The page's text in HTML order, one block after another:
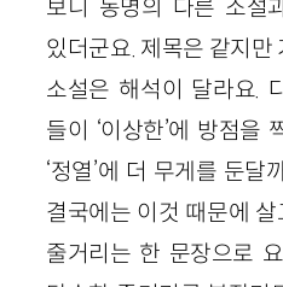
보니 동명의 다른 소설
있더군요. 제목은 같지만
소설은 해석이 달라요.
들이 ‘이상한’에 방점을
‘정열’에 더 무게를 둔달
결국에는 이것 때문에
줄거리는 한 문장으로